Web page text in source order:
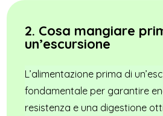
2. Cosa mangiare
un’escursione
L’alimentazione prima di
fondamentale per garantire
resistenza e una digestione